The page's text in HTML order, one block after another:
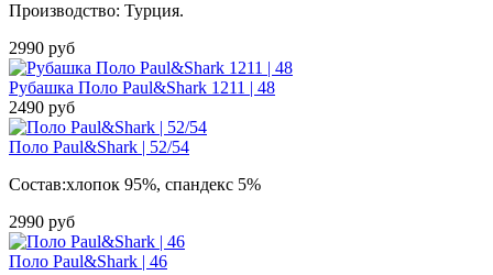
Производство: Турция.
2990 руб
Рубашка Поло Paul&Shark 1211 | 48
2490 руб
Поло Paul&Shark | 52/54
Состав:хлопок 95%, спандекс 5%
2990 руб
Поло Paul&Shark | 46